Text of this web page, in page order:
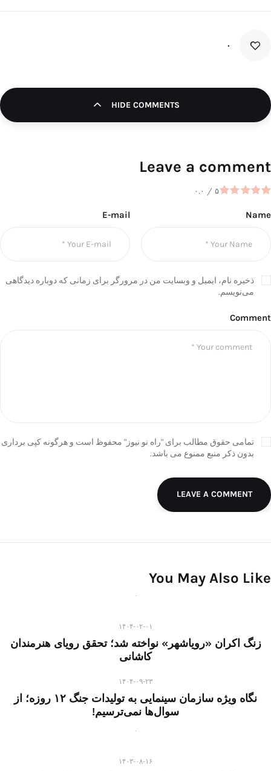
۰
HIDE COMMENTS
Leave a comment
۰.۰ / ۵
Name
E-mail
ذخیره نام، ایمیل و وبسایت من در مرورگر برای زمانی که دوباره دیدگاهی
می‌نویسم.
Comment
تمامی حقوق مطالب برای "راه نو نیوز" محفوظ است و هرگونه کپی برداری
بدون ذکر منبع ممنوع می باشد.
LEAVE A COMMENT
You May Also Like
۱۴۰۴-۰۲-۰۱
زنگ اکران «رویاشهر» نواخته شد؛ تحقق رویای هنرمندان
کاشانی
۱۴۰۴-۰۹-۲۳
نگاه ویژه سازمان سینمایی به تولیدات جنگ ۱۲ روزه؛ از
سوال‌ها نمی‌ترسیم!
۱۴۰۳-۰۸-۱۶